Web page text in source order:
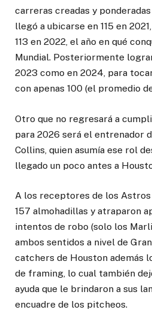
carreras creadas y
llegó a ubicarse en 115 en
113 en 2022, el año en qué
Mundial. Posteriormente
2023 como en 2024, para
con apenas 100 (el promedio
Otro que no regresará a
para 2026 será el entrenador
Collins, quien asumía ese rol
llegado un poco antes a
A los receptores de los
157 almohadillas y atraparon
intentos de robo (solo los
ambos sentidos a nivel de
catchers de Houston además
de framing, lo cual también
ayuda que le brindaron a sus
encuadre de los pitcheos.